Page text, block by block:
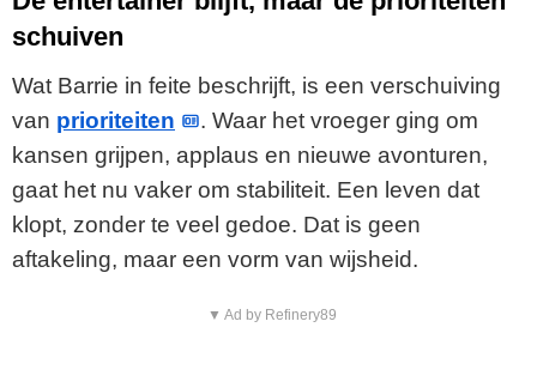
schuiven
Wat Barrie in feite beschrijft, is een verschuiving
van prioriteiten
. Waar het vroeger ging om
kansen grijpen, applaus en nieuwe avonturen,
gaat het nu vaker om stabiliteit. Een leven dat
klopt, zonder te veel gedoe. Dat is geen
aftakeling, maar een vorm van wijsheid.
▼ Ad by Refinery89